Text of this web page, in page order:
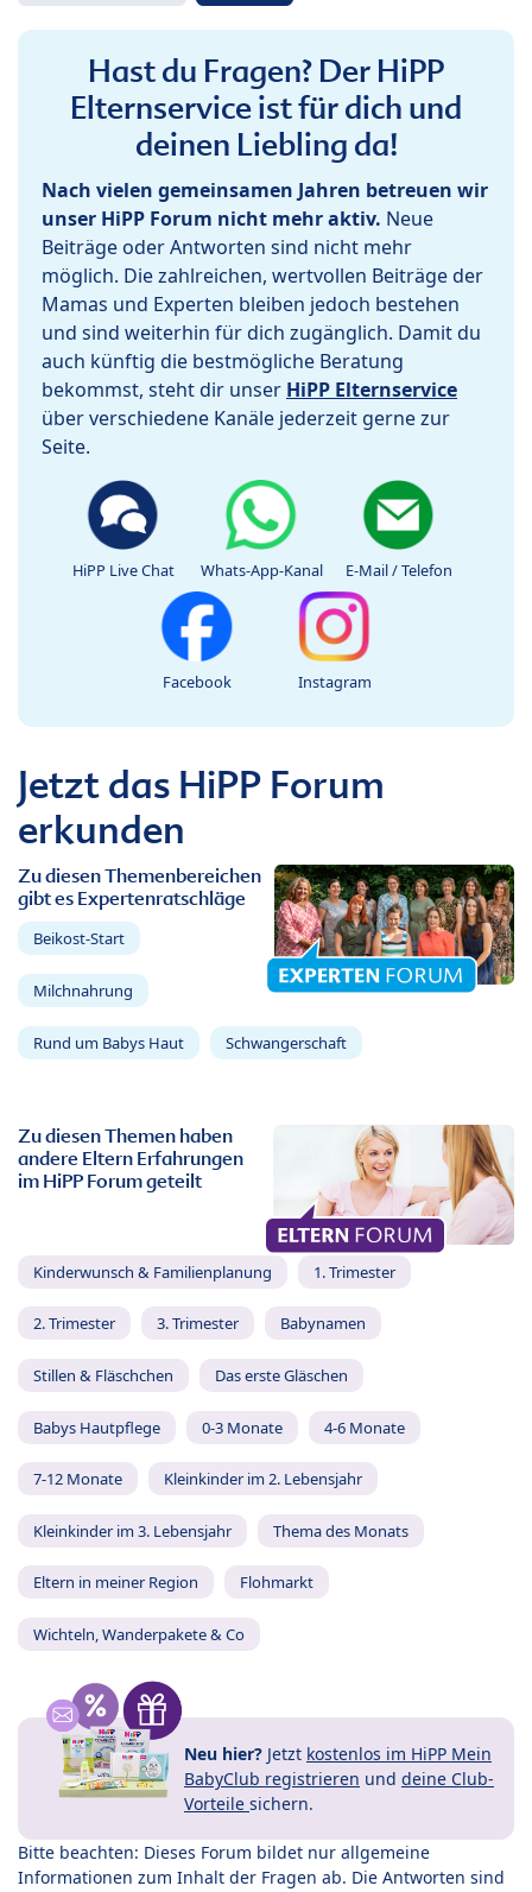
Hast du Fragen? Der HiPP
Elternservice ist für dich und
deinen Liebling da!
Nach vielen gemeinsamen Jahren betreuen wir
unser HiPP Forum nicht mehr aktiv. Neue
Beiträge oder Antworten sind nicht mehr
möglich. Die zahlreichen, wertvollen Beiträge der
Mamas und Experten bleiben jedoch bestehen
und sind weiterhin für dich zugänglich. Damit du
auch künftig die bestmögliche Beratung
bekommst, steht dir unser HiPP Elternservice
über verschiedene Kanäle jederzeit gerne zur
Seite.
HiPP Live Chat Whats-App-Kanal E-Mail / Telefon
Facebook Instagram
Jetzt das HiPP Forum
erkunden
Zu diesen Themenbereichen
gibt es Expertenratschläge
Beikost-Start
Milchnahrung
Rund um Babys Haut Schwangerschaft
Zu diesen Themen haben
andere Eltern Erfahrungen
im HiPP Forum geteilt
Kinderwunsch & Familienplanung 1. Trimester
2. Trimester 3. Trimester Babynamen
Stillen & Fläschchen Das erste Gläschen
Babys Hautpflege 0-3 Monate 4-6 Monate
7-12 Monate Kleinkinder im 2. Lebensjahr
Kleinkinder im 3. Lebensjahr Thema des Monats
Eltern in meiner Region Flohmarkt
Wichteln, Wanderpakete & Co
Neu hier? Jetzt kostenlos im HiPP Mein
BabyClub registrieren und deine Club-
Vorteile sichern.
Bitte beachten: Dieses Forum bildet nur allgemeine
Informationen zum Inhalt der Fragen ab. Die Antworten sind